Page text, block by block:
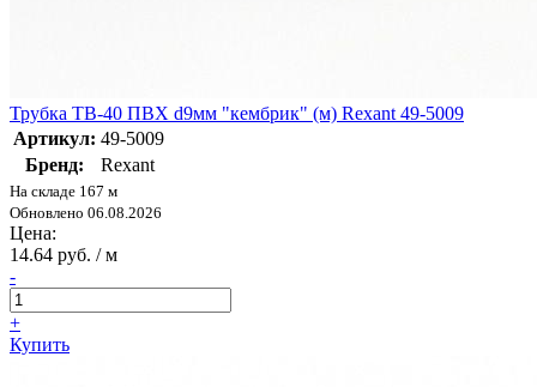
Трубка ТВ-40 ПВХ d9мм "кембрик" (м) Rexant 49-5009
Артикул: 49-5009
Бренд:
Rexant
На складе 167 м
Обновлено 06.08.2026
Цена:
14.64 руб. / м
-
+
Купить